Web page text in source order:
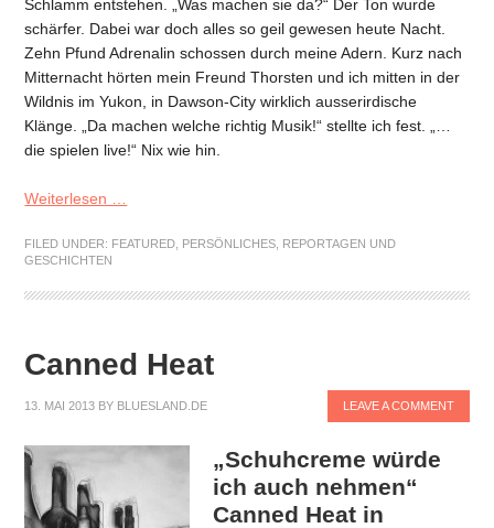
Schlamm entstehen. „Was machen sie da?“ Der Ton wurde
schärfer. Dabei war doch alles so geil gewesen heute Nacht.
Zehn Pfund Adrenalin schossen durch meine Adern. Kurz nach
Mitternacht hörten mein Freund Thorsten und ich mitten in der
Wildnis im Yukon, in Dawson-City wirklich ausserirdische
Klänge. „Da machen welche richtig Musik!“ stellte ich fest. „…
die spielen live!“ Nix wie hin.
Weiterlesen …
FILED UNDER: FEATURED PERSÖNLICHES REPORTAGEN UND
GESCHICHTEN
Canned Heat
13. MAI 2013 BY BLUESLAND.DE LEAVE A COMMENT
„Schuhcreme würde
ich auch nehmen“
Canned Heat in